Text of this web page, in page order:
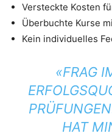
Versteckte Kosten
Überbuchte Kurse
Kein individuelles
«FRAG
HAT